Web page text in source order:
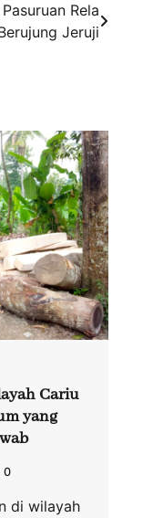
Rela
Jeruji
Cariu
yang
0
di wilayah